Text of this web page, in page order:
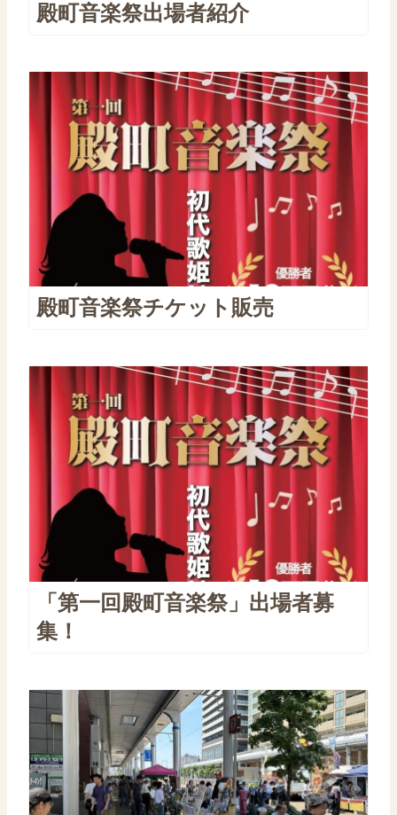
殿町音楽祭出場者紹介
殿町音楽祭チケット販売
「第一回殿町音楽祭」出場者募
集！